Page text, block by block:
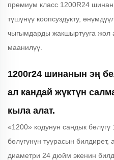
премиум класс 1200R24
түшүнүү коопсуздукту,
чыгымдарды жакшыртууга жол
маанилүү.
1200r24 шинанын эң
ал кандай жүктүн
кыла алат.
«1200» кодунун сандык
бөлүгүнүн туурасын
диаметри 24 дюйм экенин